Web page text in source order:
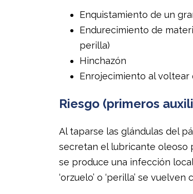
Enquistamiento de un
Endurecimiento de
perilla)
Hinchazón
Enrojecimiento al voltear
Riesgo (primeros
Al taparse las glándulas del
secretan el lubricante oleoso
se produce una infección
‘orzuelo’ o ‘perilla’ se